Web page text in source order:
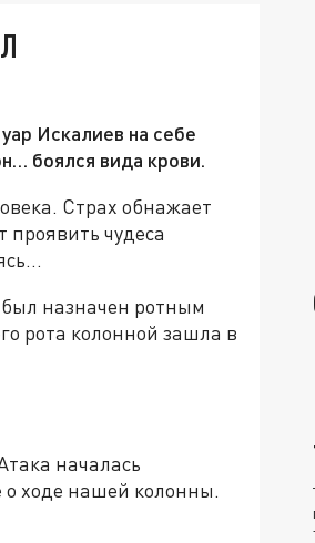
Искалиев на себе
боялся вида крови.
Страх обнажает
чудеса
назначен ротным
рота колонной зашла в
началась
ходе нашей колонны.